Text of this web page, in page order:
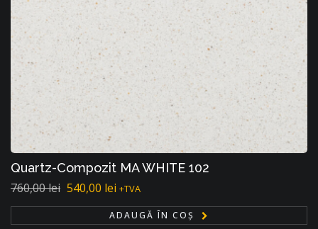
Quartz-Compozit MA WHITE 102
760,00lei 540,00 lei +TVA
ADAUGĂ ÎN COȘ